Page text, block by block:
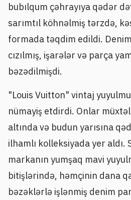
bubılqum çəhrayıya qədər
sarımtıl köhnəlmiş tərzdə,
formada təqdim edildi.
cızılmış, işarələr və parça
bəzədilmişdi.
"Louis Vuitton" vintaj
nümayiş etdirdi. Onlar
altında və budun yarısına
ilhamlı kolleksiyada yer aldı.
markanın yumşaq mavi
bitişlərində, həmçinin dana
bəzəklərlə işlənmiş denim